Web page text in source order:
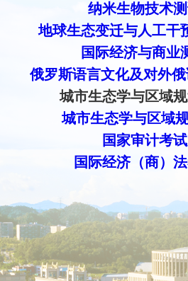
纳米生物技术
地球生态变迁与人工干
国际经济与商业
俄罗斯语言文化及对外
城市生态学与区域
城市生态学与区域
国家审计考
国际经济（商）